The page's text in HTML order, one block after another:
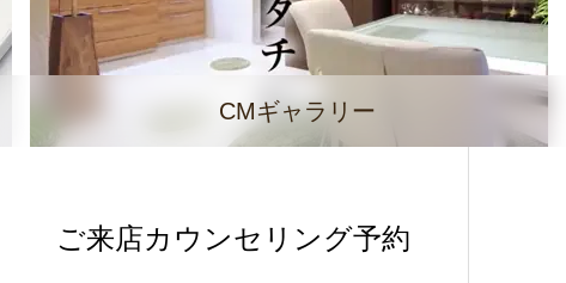
CMギャラリー
ご来店カウンセリング予約